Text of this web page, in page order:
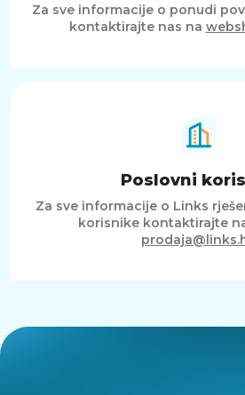
Za sve informacije o ponudi
kontaktirajte nas na
Poslovni
Za sve informacije o Links
korisnike kontaktirajte